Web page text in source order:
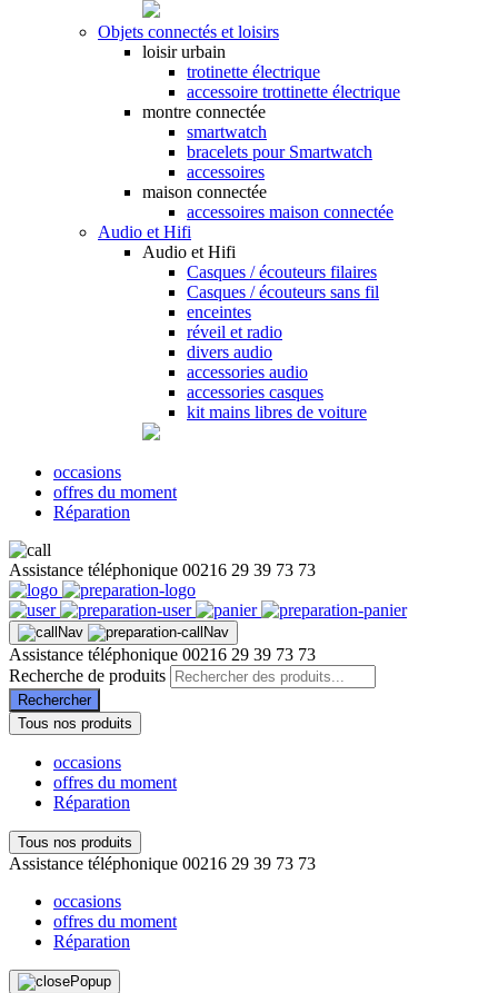
Objets connectés et loisirs
loisir urbain
trotinette électrique
accessoire trottinette électrique
montre connectée
smartwatch
bracelets pour Smartwatch
accessoires
maison connectée
accessoires maison connectée
Audio et Hifi
Audio et Hifi
Casques / écouteurs filaires
Casques / écouteurs sans fil
enceintes
réveil et radio
divers audio
accessories audio
accessories casques
kit mains libres de voiture
occasions
offres du moment
Réparation
Assistance téléphonique 00216 29 39 73 73
Assistance téléphonique 00216 29 39 73 73
Recherche de produits
Rechercher
Tous nos produits
occasions
offres du moment
Réparation
Tous nos produits
Assistance téléphonique 00216 29 39 73 73
occasions
offres du moment
Réparation